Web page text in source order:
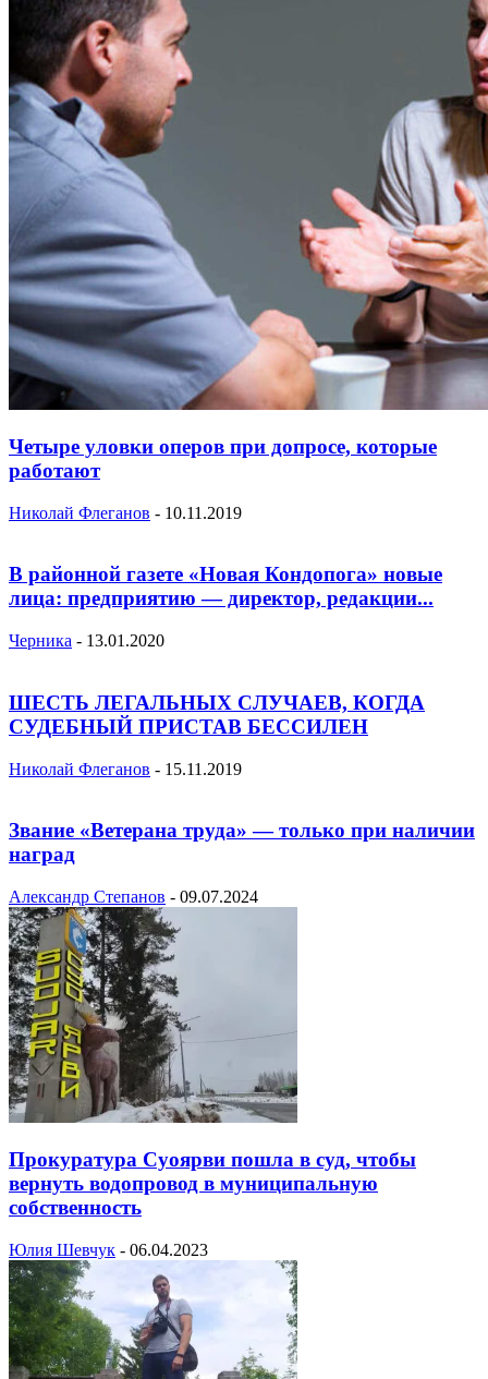
Четыре уловки оперов при допросе, которые
работают
Николай Флеганов - 10.11.2019
В районной газете «Новая Кондопога» новые
лица: предприятию — директор, редакции...
Черника - 13.01.2020
ШЕСТЬ ЛЕГАЛЬНЫХ СЛУЧАЕВ, КОГДА
СУДЕБНЫЙ ПРИСТАВ БЕССИЛЕН
Николай Флеганов - 15.11.2019
Звание «Ветерана труда» — только при наличии
наград
Александр Степанов - 09.07.2024
Прокуратура Суоярви пошла в суд, чтобы
вернуть водопровод в муниципальную
собственность
Юлия Шевчук - 06.04.2023